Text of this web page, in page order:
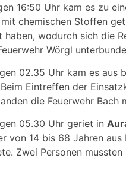
16:50 Uhr kam es zu
chemischen Stoffen
haben, wodurch sich die
Wörgl
02.35 Uhr kam es aus
Eintreffen der
die Feuerwehr
05.30 Uhr geriet in
von 14 bis 68 Jahren
Zwei Personen